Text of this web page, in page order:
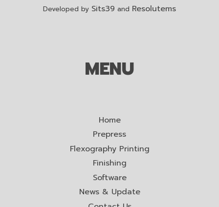
Developed by Sits39 and Resolutems
MENU
Home
Prepress
Flexography Printing
Finishing
Software
News & Update